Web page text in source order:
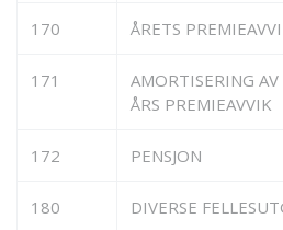
170 ÅRETS
171
AMORTISERING
ÅRS PREMIEAVVIK
172 PENSJON
180 DIVERSE